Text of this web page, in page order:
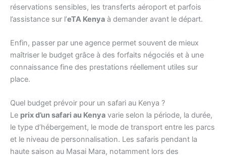
réservations sensibles, les transferts aéroport et parfois
l’assistance sur l’eTA Kenya à demander avant le départ.
Enfin, passer par une agence permet souvent de mieux
maîtriser le budget grâce à des forfaits négociés et à une
connaissance fine des prestations réellement utiles sur
place.
Quel budget prévoir pour un safari au Kenya ?
Le prix d’un safari au Kenya varie selon la période, la durée,
le type d’hébergement, le mode de transport entre les parcs
et le niveau de personnalisation. Les safaris pendant la
haute saison au Masai Mara, notamment lors des